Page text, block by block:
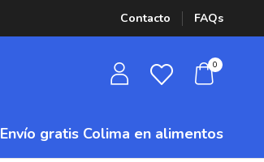
Contacto FAQs
0
Envío gratis Colima en alimentos